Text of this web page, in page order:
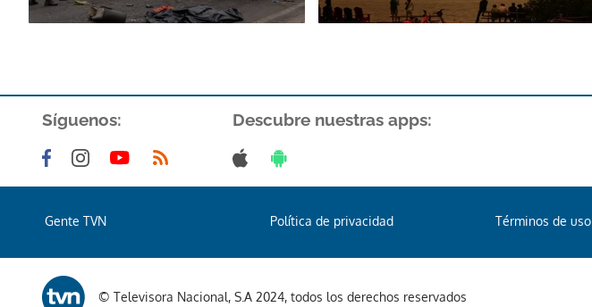
Síguenos: Descubre nuestras apps:
Gente TVN Política de privacidad Términos de uso
© Televisora Nacional, S.A 2024, todos los derechos reservados